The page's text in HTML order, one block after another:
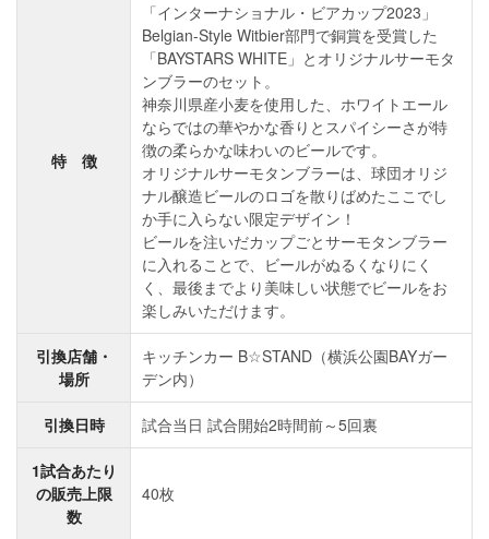
特 徴
「インターナショナル・ビアカップ2023」
Belgian-Style Witbier部門で銅賞を受賞した
「BAYSTARS WHITE」とオリジナルサーモタ
ンブラーのセット。
神奈川県産小麦を使用した、ホワイトエール
ならではの華やかな香りとスパイシーさが特
徴の柔らかな味わいのビールです。
オリジナルサーモタンブラーは、球団オリジ
ナル醸造ビールのロゴを散りばめたここでし
か手に入らない限定デザイン！
ビールを注いだカップごとサーモタンブラー
に入れることで、ビールがぬるくなりにく
く、最後までより美味しい状態でビールをお
楽しみいただけます。
引換店舗・
場所
キッチンカー B☆STAND（横浜公園BAYガー
デン内）
引換日時 試合当日 試合開始2時間前～5回裏
1試合あたり
の販売上限
数
40枚